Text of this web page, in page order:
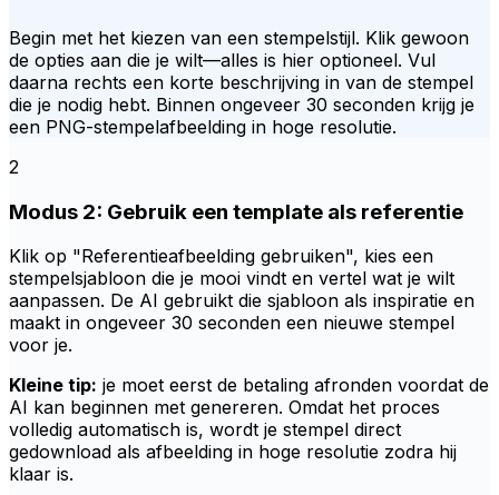
Begin met het kiezen van een stempelstijl. Klik gewoon
de opties aan die je wilt—alles is hier optioneel. Vul
daarna rechts een korte beschrijving in van de stempel
die je nodig hebt. Binnen ongeveer 30 seconden krijg je
een PNG-stempelafbeelding in hoge resolutie.
2
Modus 2: Gebruik een template als referentie
Klik op "Referentieafbeelding gebruiken", kies een
stempelsjabloon die je mooi vindt en vertel wat je wilt
aanpassen. De AI gebruikt die sjabloon als inspiratie en
maakt in ongeveer 30 seconden een nieuwe stempel
voor je.
Kleine tip: je moet eerst de betaling afronden voordat de
AI kan beginnen met genereren. Omdat het proces
volledig automatisch is, wordt je stempel direct
gedownload als afbeelding in hoge resolutie zodra hij
klaar is.